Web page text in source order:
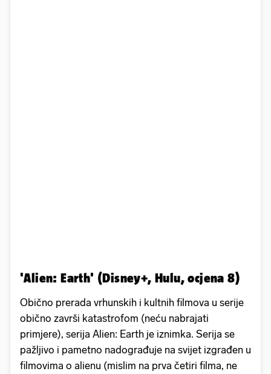
'Alien: Earth' (Disney+, Hulu, ocjena 8)
Obično prerada vrhunskih i kultnih filmova u serije
obično završi katastrofom (neću nabrajati
primjere), serija Alien: Earth je iznimka. Serija se
pažljivo i pametno nadograđuje na svijet izgrađen u
filmovima o alienu (mislim na prva četiri filma, ne